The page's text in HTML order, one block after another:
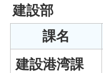
建設部
課名
建設港湾課